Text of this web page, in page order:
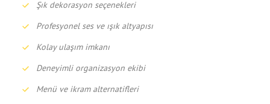
Şık dekorasyon seçenekleri
Profesyonel ses ve ışık altyapısı
Kolay ulaşım imkanı
Deneyimli organizasyon ekibi
Menü ve ikram alternatifleri